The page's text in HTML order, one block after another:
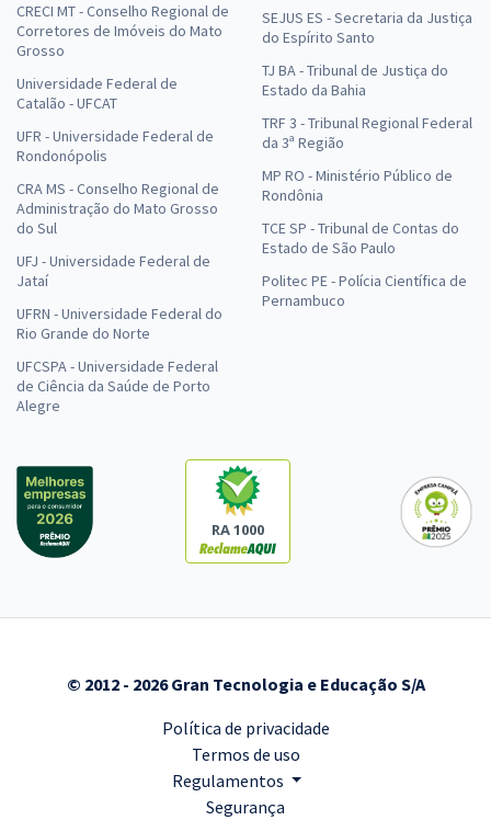
CRECI MT - Conselho Regional de
Corretores de Imóveis do Mato
Grosso
Universidade Federal de
Catalão - UFCAT
UFR - Universidade Federal de
Rondonópolis
CRA MS - Conselho Regional de
Administração do Mato Grosso
do Sul
UFJ - Universidade Federal de
Jataí
UFRN - Universidade Federal do
Rio Grande do Norte
UFCSPA - Universidade Federal
de Ciência da Saúde de Porto
Alegre
SEJUS ES - Secretaria da Justiça
do Espírito Santo
TJ BA - Tribunal de Justiça do
Estado da Bahia
TRF 3 - Tribunal Regional Federal
da 3ª Região
MP RO - Ministério Público de
Rondônia
TCE SP - Tribunal de Contas do
Estado de São Paulo
Politec PE - Polícia Científica de
Pernambuco
RA 1000
© 2012 - 2026 Gran Tecnologia e Educação S/A
Política de privacidade
Termos de uso
Regulamentos
Segurança